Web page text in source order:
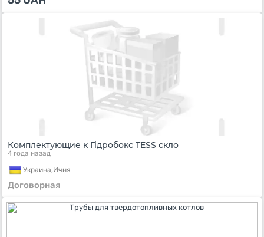
Комплектующие к Гідробокс TESS скло
4 года назад
Украина,Ичня
Договорная